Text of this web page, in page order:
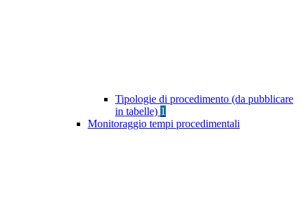
Tipologie di procedimento (da pubblicare
in tabelle) 1
Monitoraggio tempi procedimentali